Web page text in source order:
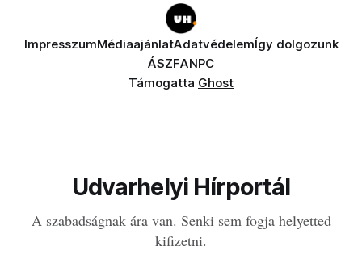
ImpresszumMédiaajánlatAdatvédelemÍgy dolgozunk
ÁSZFANPC
Támogatta Ghost
Udvarhelyi Hírportál
A szabadságnak ára van. Senki sem fogja helyetted
kifizetni.